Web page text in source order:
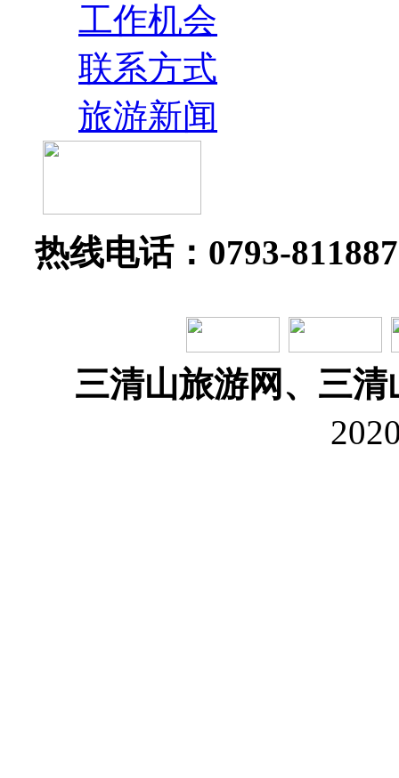
工作机会
联系方式
旅游新闻
热线电话：0793-
三清山旅游网、三